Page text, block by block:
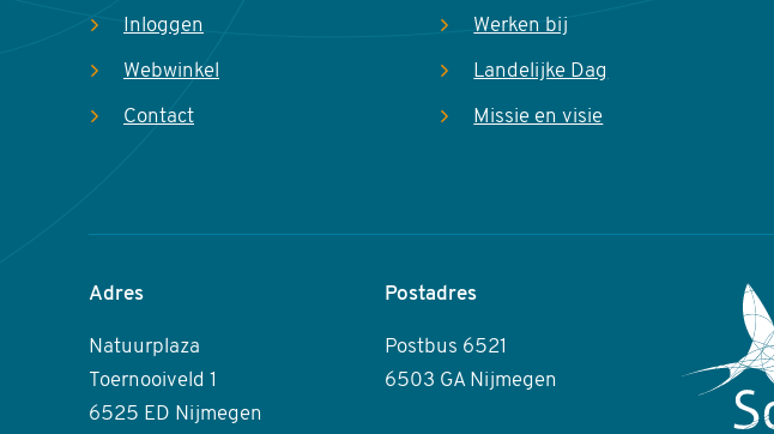
Inloggen
Webwinkel
Contact
Werken bij
Landelijke Dag
Missie en visie
Adres
Natuurplaza
Toernooiveld 1
6525 ED Nijmegen
Postadres
Postbus 6521
6503 GA Nijmegen